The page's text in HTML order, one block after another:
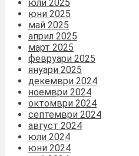
юли 2025
юни 2025
май 2025
април 2025
март 2025
февруари 2025
януари 2025
декември 2024
ноември 2024
октомври 2024
септември 2024
август 2024
юли 2024
юни 2024